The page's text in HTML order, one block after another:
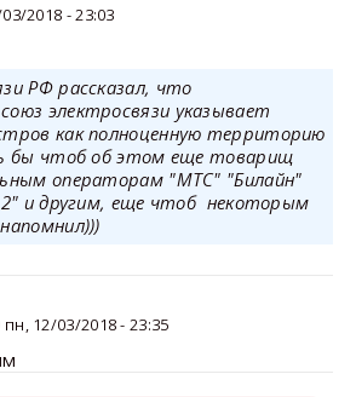
2018 - 23:03
РФ рассказал, что
электросвязи указывает
как полноценную территорию
бы чтоб об этом еще товарищ
операторам "МТС" "Билайн"
2" и другим, еще чтоб некоторым
пн, 12/03/2018 - 23:35